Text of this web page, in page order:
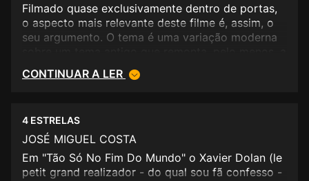
Filmado quase exclusivamente dentro de portas,
o aspecto mais relevante deste filme é, assim, o
seu argumento. O tema é uma variação moderna
sucedido e modificado filho à casa de uma mal-
silêncio e, como tal, o tema é uma mina jorrante
de erupções e conflitos sentimentais. Dolan
acelera-a ainda mais por uma obsessiva filmagem
macro sobre os rostos dos actores que,
CONTINUAR A LER
4 ESTRELAS
JOSÉ MIGUEL COSTA
Em "Tão Só No Fim Do Mundo" o Xavier Dolan (le
petit grand realizador - do qual sou fã confesso -